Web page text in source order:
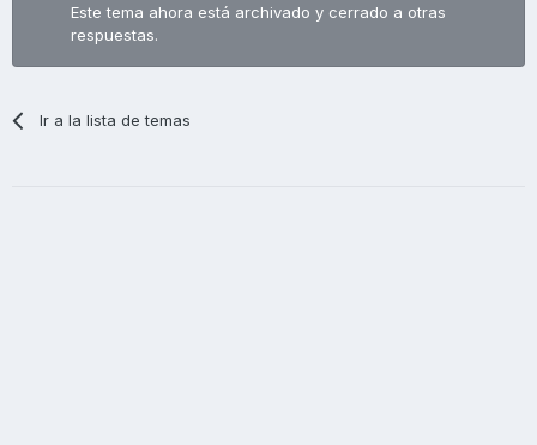
Este tema ahora está archivado y cerrado a otras
respuestas.
Ir a la lista de temas